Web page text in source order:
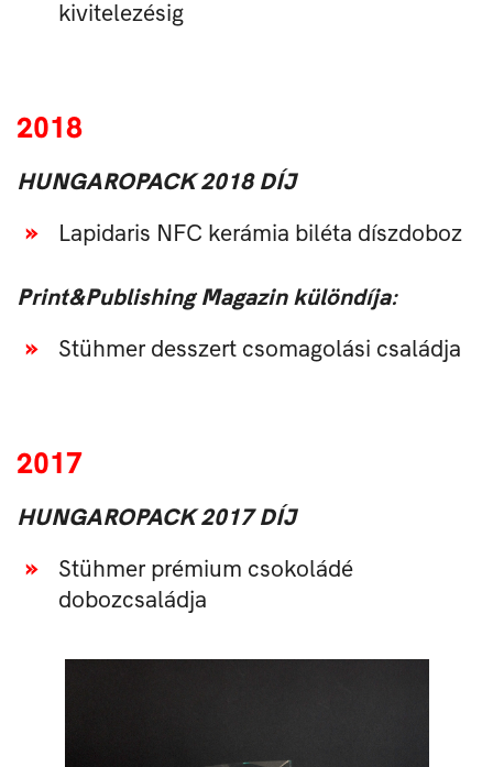
kivitelezésig
2018
HUNGAROPACK 2018 DÍJ
Lapidaris NFC kerámia biléta díszdoboz
Print&Publishing Magazin különdíja:
Stühmer desszert csomagolási családja
2017
HUNGAROPACK 2017 DÍJ
Stühmer prémium csokoládé
dobozcsaládja